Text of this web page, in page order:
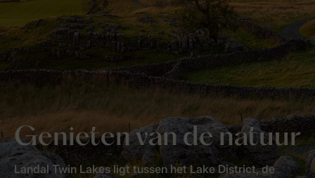
Genieten van de natuur
Landal Twin Lakes ligt tussen het Lake District, de